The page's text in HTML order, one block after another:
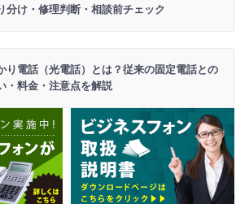
分け・修理判断・相談前チェック
り電話（光電話）とは？従来の固定電話との
・料金・注意点を解説